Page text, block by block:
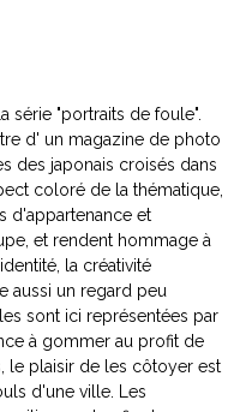
série "portraits de foule".
d' un magazine de photo
des japonais croisés dans
coloré de la thématique,
d'appartenance et
et rendent hommage à
la créativité
aussi un regard peu
sont ici représentées par
à gommer au profit de
le plaisir de les côtoyer est
d'une ville. Les